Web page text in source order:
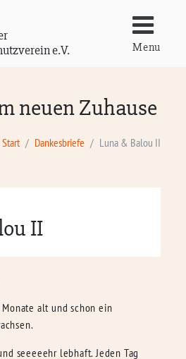
e.V.
Menu
neuen Zuhause
Start Dankesbriefe Luna & Balou II
II
alt und schon ein
seeeeehr lebhaft. Jeden Tag